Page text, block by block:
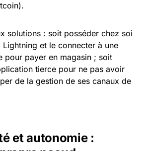
solutions : soit posséder chez soi
et le connecter à une
pour payer en magasin ; soit
tierce pour ne pas avoir
de la gestion de ses canaux de
et autonomie :